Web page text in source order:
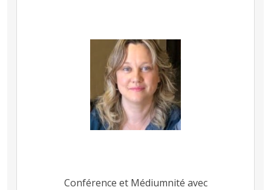
Conférence et Médiumnité avec